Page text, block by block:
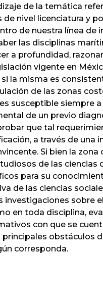
de la temática
de nivel licenciatura y
de nuestra línea de
las disciplinas
a profundidad,
vigente en
la misma es
de las zonas
susceptible siempre
de un previo
que tal
a través de
Si bien la
de las ciencias
para su
de las ciencias
investigaciones sobre
en toda disciplina,
con que se
principales obstáculos
corresponda.